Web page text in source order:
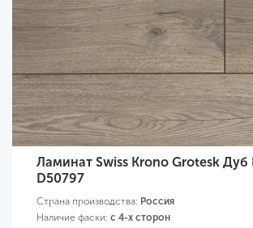
Ламинат Swiss Krono Grotesk Дуб
D50797
Страна производства: Россия
Наличие фаски: с 4-х сторон